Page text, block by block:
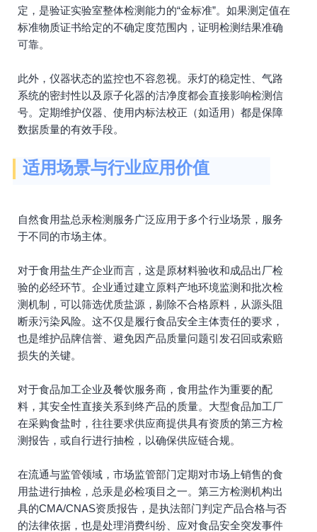
定，是验证实验室整体检测能力的“金标准”。如果测定值在
标准物质证书给定的不确定度范围内，证明检测结果准确
可靠。
此外，仪器状态的监控也不容忽视。汞灯的稳定性、气路
系统的密封性以及原子化器的洁净度都会直接影响检测信
号。定期维护仪器、使用内标法校正（如适用）都是保障
数据质量的有效手段。
适用场景与行业应用价值
自然食用盐总汞检测服务广泛应用于多个行业场景，服务
于不同的市场主体。
对于食用盐生产企业而言，这是原材料验收和成品出厂检
验的必经环节。企业通过建立原料产地环境监测和批次检
测机制，可以筛选优质盐源，剔除不合格原料，从源头阻
断汞污染风险。这不仅是履行食品安全主体责任的要求，
也是维护品牌信誉、避免因产品质量问题引发召回或索赔
损失的关键。
对于食品加工企业及餐饮服务商，食用盐作为重要的配
料，其安全性直接关系到终产品的质量。大型食品加工厂
在采购食盐时，往往要求供应商提供具有资质的第三方检
测报告，或自行进行抽检，以确保供应链合规。
在流通与监管领域，市场监管部门定期对市场上销售的食
用盐进行抽检，总汞是必检项目之一。第三方检测机构出
具的CMA/CNAS资质报告，是执法部门判定产品合格与否
的法律依据，也是处理消费纠纷、应对食品安全突发事件